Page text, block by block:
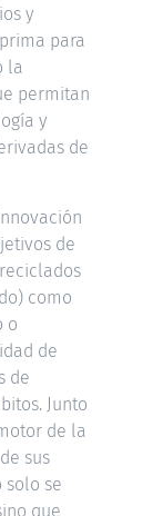
y
para
la
permitan
y
de
de
como
o
de
de
Junto
de la
sus
solo se
que